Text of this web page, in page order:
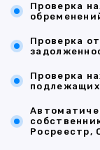
Проверка
Проверка
Проверка
Росреестр,